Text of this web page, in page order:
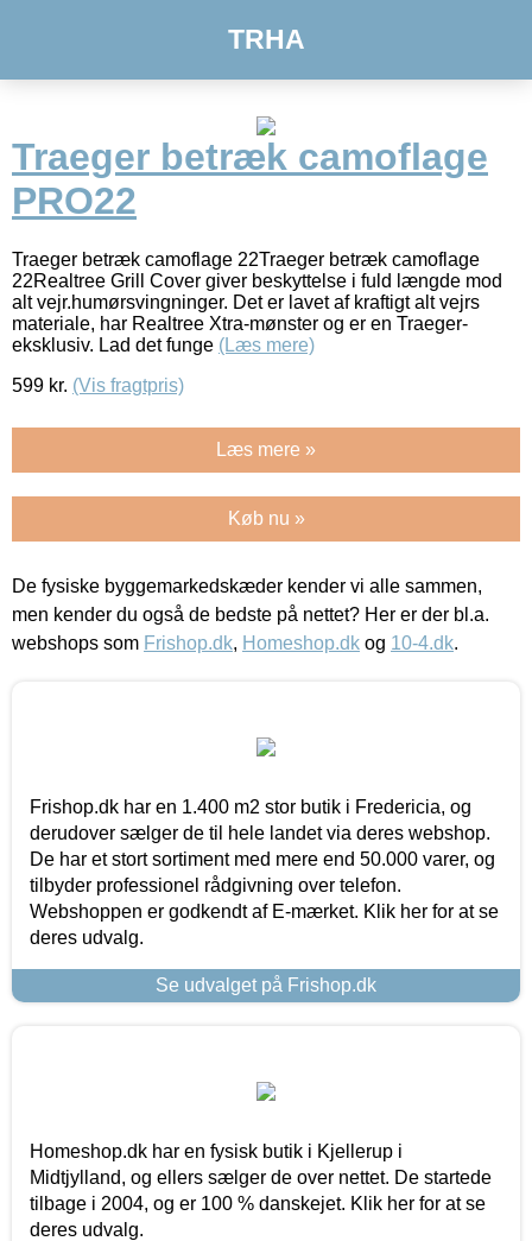
TRHA
Traeger betræk camoflage
PRO22
Traeger betræk camoflage 22Traeger betræk camoflage
22Realtree Grill Cover giver beskyttelse i fuld længde mod
alt vejr.humørsvingninger. Det er lavet af kraftigt alt vejrs
materiale, har Realtree Xtra-mønster og er en Traeger-
eksklusiv. Lad det funge (Læs mere)
599 kr. (Vis fragtpris)
Læs mere »
Køb nu »
De fysiske byggemarkedskæder kender vi alle sammen,
men kender du også de bedste på nettet? Her er der bl.a.
webshops som Frishop.dk, Homeshop.dk og 10-4.dk.
Frishop.dk har en 1.400 m2 stor butik i Fredericia, og
derudover sælger de til hele landet via deres webshop.
De har et stort sortiment med mere end 50.000 varer, og
tilbyder professionel rådgivning over telefon.
Webshoppen er godkendt af E-mærket. Klik her for at se
deres udvalg.
Se udvalget på Frishop.dk
Homeshop.dk har en fysisk butik i Kjellerup i
Midtjylland, og ellers sælger de over nettet. De startede
tilbage i 2004, og er 100 % danskejet. Klik her for at se
deres udvalg.